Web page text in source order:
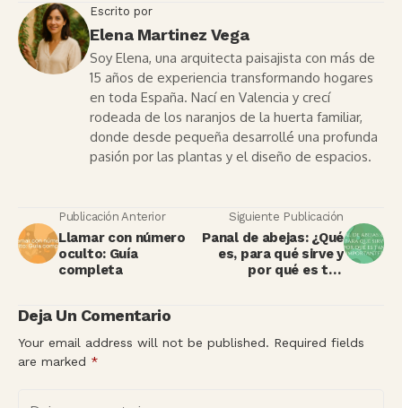
Escrito por
Elena Martinez Vega
Soy Elena, una arquitecta paisajista con más de
15 años de experiencia transformando hogares
en toda España. Nací en Valencia y crecí
rodeada de los naranjos de la huerta familiar,
donde desde pequeña desarrollé una profunda
pasión por las plantas y el diseño de espacios.
Publicación Anterior
Llamar con número
oculto: Guía
completa
Siguiente Publicación
Panal de abejas: ¿Qué
es, para qué sirve y
por qué es tan
Deja Un Comentario
Your email address will not be published. Required fields
are marked *